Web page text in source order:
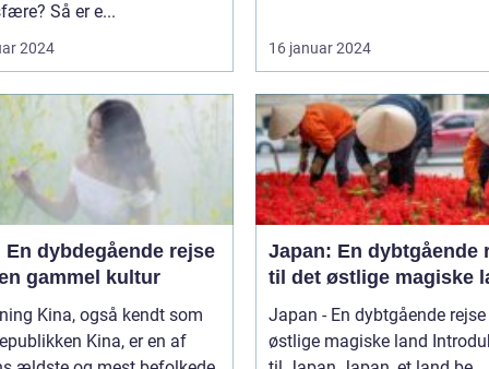
Så er e...
2024 16 januar 2024
En dybdegående rejse
gammel kultur
kendt som
Kina, er en af
Japan: En dybtgående
til det østlige magiske
Japan - En dybtgående
østlige magiske land Introduktion